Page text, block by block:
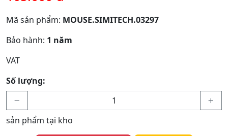
Mã sản phẩm: MOUSE.SIMITECH.03297
Bảo hành: 1 năm
VAT
Số lượng:
sản phẩm tại kho